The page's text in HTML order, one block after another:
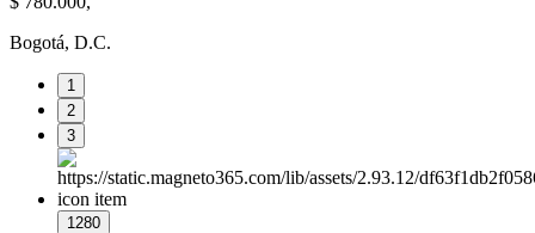
Bogotá, D.C.
1
2
3
1280